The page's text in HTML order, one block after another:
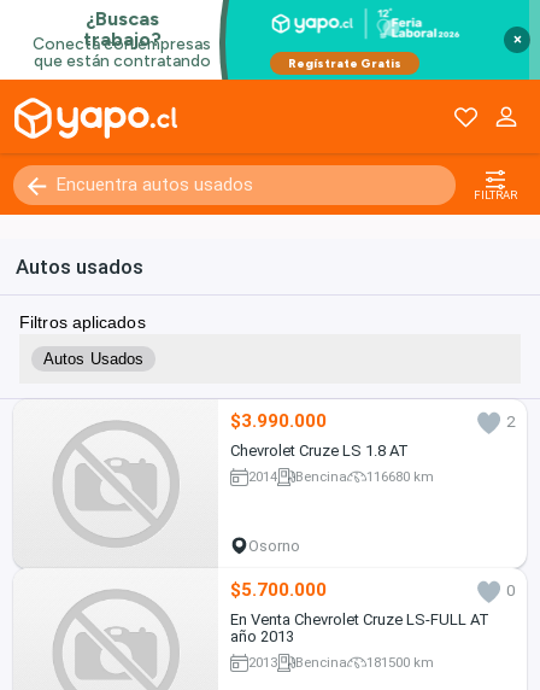
×
FILTRAR
Autos usados
Filtros aplicados
Autos Usados
$3.990.000
2
Chevrolet Cruze LS 1.8 AT
2014 Bencina 116680 km
Osorno
$5.700.000
0
En Venta Chevrolet Cruze LS-FULL AT
año 2013
2013 Bencina 181500 km